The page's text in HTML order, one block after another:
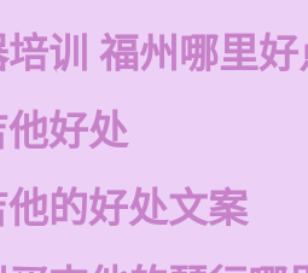
训 福州哪里
他好处
他的好处文案